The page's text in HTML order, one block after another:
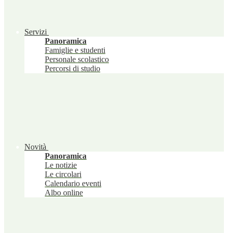
Servizi
Panoramica
Famiglie e studenti
Personale scolastico
Percorsi di studio
Novità
Panoramica
Le notizie
Le circolari
Calendario eventi
Albo online